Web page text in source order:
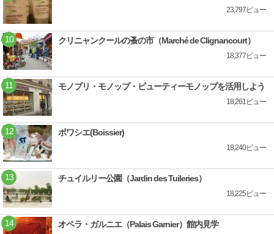
23,797ビュー
クリニャンクールの蚤の市（Marché de Clignancourt）
18,377ビュー
モノプリ・モノップ・ビューティーモノップを活用しよう
18,261ビュー
ボワシエ(Boissier)
18,240ビュー
チュイルリー公園（Jardin des Tuileries）
18,225ビュー
オペラ・ガルニエ（Palais Garnier）館内見学